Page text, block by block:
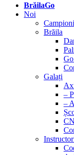
BrăilaGo
Noi
Brăila
Galați
–
–